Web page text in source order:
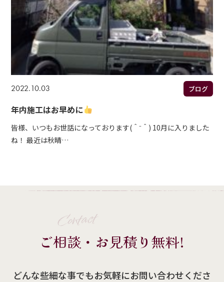
2022.10.03 ブログ
年内施工はお早めに
皆様、いつもお世話になっております(＾⁻＾) 10月に入りました
ね！ 最近は秋晴…
Contact
ご相談・お見積り無料!
どんな些細な事でもお気軽にお問い合わせくださ